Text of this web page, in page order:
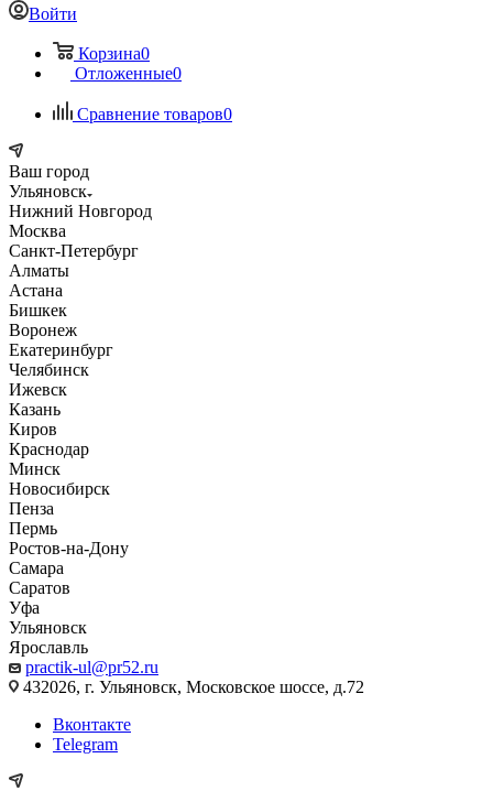
Войти
Корзина0
Отложенные0
Сравнение товаров0
Ваш город
Ульяновск
Нижний Новгород
Москва
Санкт-Петербург
Алматы
Астана
Бишкек
Воронеж
Екатеринбург
Челябинск
Ижевск
Казань
Киров
Краснодар
Минск
Новосибирск
Пенза
Пермь
Ростов-на-Дону
Самара
Саратов
Уфа
Ульяновск
Ярославль
practik-ul@pr52.ru
432026, г. Ульяновск, Московское шоссе, д.72
Вконтакте
Telegram